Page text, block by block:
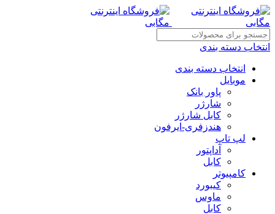
انتخاب دسته بندی
انتخاب دسته بندی
موبایل
پاور بانک
شارژر
کابل شارژر
هندزفری-ایرفون
لپ تاپ
آداپتور
کابل
کامپیوتر
کیبورد
ماوس
کابل